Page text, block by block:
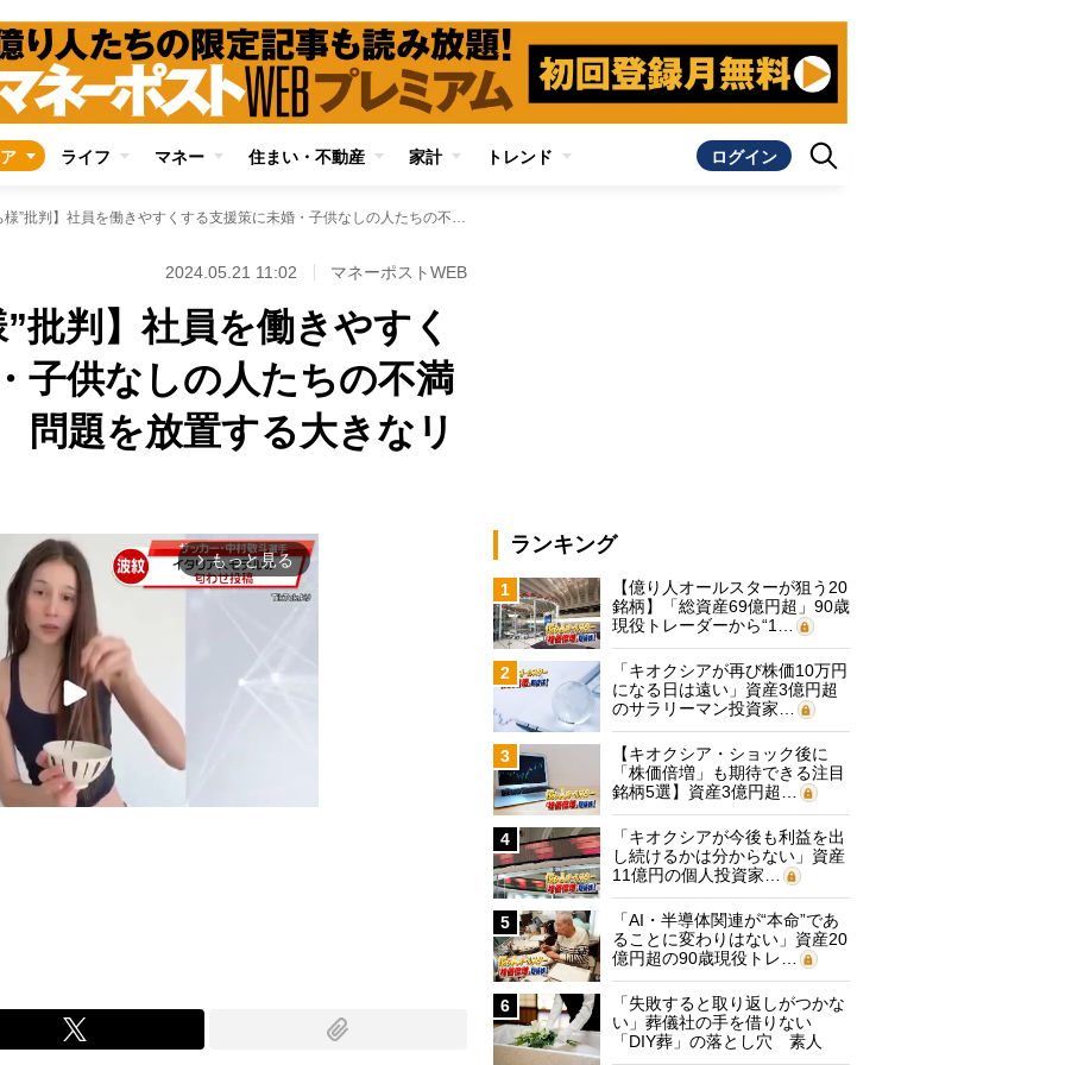
ライフ マネー 住まい・不動産 家計 トレンド ログイン
【職場の“子持ち様”批判】社員を働きやすくする支援策に未婚・子供なしの人たちの不満を高める副作用も 問題を放置する大きなリスクとは
2024.05.21 11:02 マネーポストWEB
批判】社員を働きやすく
子供なしの人たちの不満
題を放置する大きなリ
arrow_forward_ios もっと見る
ランキング
1
【億り人オールスターが狙う20
銘柄】「総資産69億円超」90歳
現役トレーダーから“1…
2
「キオクシアが再び株価10万円
になる日は遠い」資産3億円超
のサラリーマン投資家…
3
【キオクシア・ショック後に
「株価倍増」も期待できる注目
銘柄5選】資産3億円超…
4
「キオクシアが今後も利益を出
し続けるかは分からない」資産
11億円の個人投資家…
5
「AI・半導体関連が“本命”であ
ることに変わりはない」資産20
億円超の90歳現役トレ…
6
「失敗すると取り返しがつかな
い」葬儀社の手を借りない
「DIY葬」の落とし穴 素人
に…